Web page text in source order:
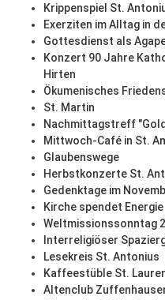
Krippenspiel St.
Exerziten im Alltag in
Gottesdienst als
Konzert 90 Jahre
Hirten
Ökumenisches
St. Martin
Nachmittagstreff
Mittwoch-Café in St.
Glaubenswege
Herbstkonzerte St.
Gedenktage im
Kirche spendet Energie
Weltmissionssonntag
Interreligiöser
Lesekreis St. Antonius
Kaffeestüble St.
Altenclub